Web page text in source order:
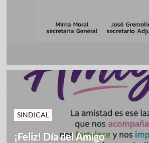
SINDICAL
¡Feliz! Día del Amigo